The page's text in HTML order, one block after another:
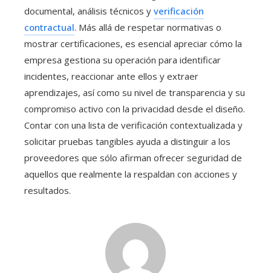
documental, análisis técnicos y verificación
contractual. Más allá de respetar normativas o
mostrar certificaciones, es esencial apreciar cómo la
empresa gestiona su operación para identificar
incidentes, reaccionar ante ellos y extraer
aprendizajes, así como su nivel de transparencia y su
compromiso activo con la privacidad desde el diseño.
Contar con una lista de verificación contextualizada y
solicitar pruebas tangibles ayuda a distinguir a los
proveedores que sólo afirman ofrecer seguridad de
aquellos que realmente la respaldan con acciones y
resultados.